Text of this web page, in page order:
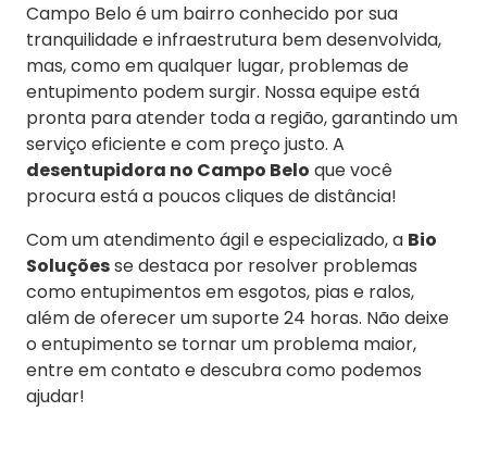
Campo Belo é um bairro conhecido por sua
tranquilidade e infraestrutura bem desenvolvida,
mas, como em qualquer lugar, problemas de
entupimento podem surgir. Nossa equipe está
pronta para atender toda a região, garantindo um
serviço eficiente e com preço justo. A
desentupidora no Campo Belo que você
procura está a poucos cliques de distância!
Com um atendimento ágil e especializado, a Bio
Soluçõesse destaca por resolver problemas
como entupimentos em esgotos, pias e ralos,
além de oferecer um suporte 24 horas. Não deixe
o entupimento se tornar um problema maior,
entre em contato e descubra como podemos
ajudar!